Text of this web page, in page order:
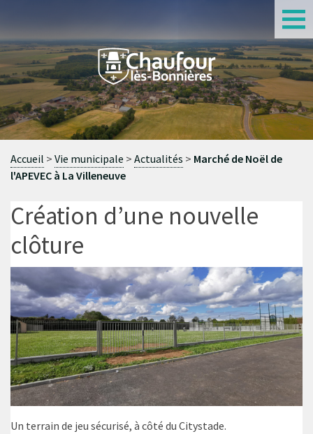
Création d’une nouvelle
clôture
Un terrain de jeu sécurisé, à côté du Citystade.
Accueil Vie municipale Actualités
Marché de Noël de
l'APEVEC à La Villeneuve